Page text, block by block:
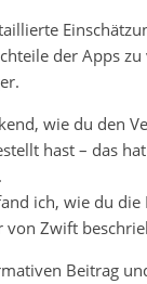
der Apps zu
wie du den
hast – das
ich, wie du
von Zwift
Beitrag